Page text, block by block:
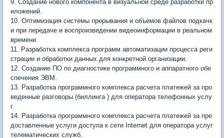
9. Создание нового компонента в визуальной среде разработки пр
иложений.
10. Оптимизация системы прерывания и объемов файлов подкачк
и при передаче и воспроизведении видеоинформации в реальном
времени.
11. Разработка комплекса программ автоматизации процесса реги
страции и обработки данных для конкретной организации.
12. Создание ПО по диагностике программного и аппаратного обе
спечения ЭВМ.
13. Разработка программного комплекса расчета платежей за про
веденные разговоры (биллинга ) для оператора телефонных услу
г.
14. Разработка программного комплекса расчета платежей за пре
доставленные услуги доступа к сети Internet для оператора услуг
телематических служб.